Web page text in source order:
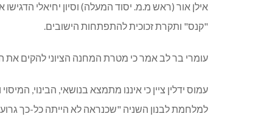
אילן אור (ראש מ.מ. יסוד המעלה) וסיון יחיאלי
"קנס" ותקרת זכוכית להתפתחות הישובים.
עומרי בר לב אמר כי מטרת המחנה הציוני להקים את
עמוס ידלין ציין כי איננו מתמצא בנושאי, הבינוי,
למלחמת לבנון השניה "שכנראה לא הייתה כל-כך